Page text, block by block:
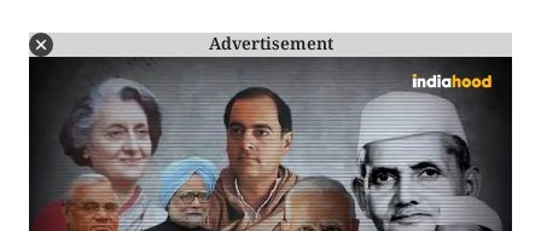
Advertisement